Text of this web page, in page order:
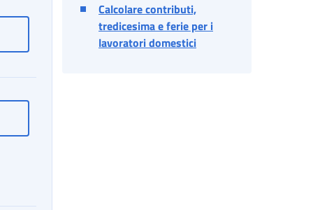
previdenziale del cittadino
MAssimale (PRISMA)
Informativo Sintetico MAssimale (PRISMA)
Calcolare contributi,
tredicesima e ferie per i
lavoratori domestici